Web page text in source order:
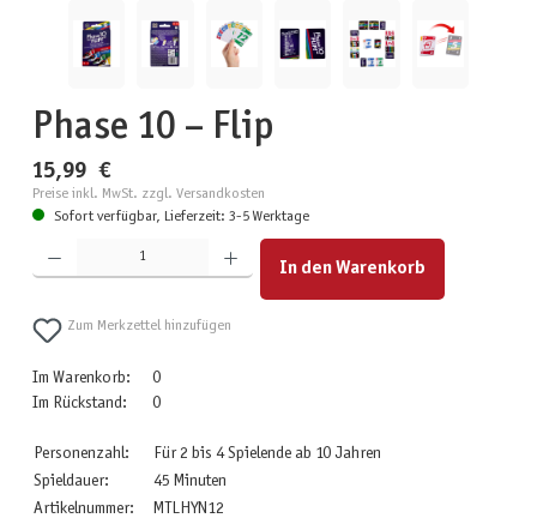
Phase 10 – Flip
15,99 €
Preise inkl. MwSt. zzgl. Versandkosten
Sofort verfügbar, Lieferzeit: 3-5 Werktage
Produkt Anzahl: Gib den gewünschten Wert ein oder benutze die Schaltflächen um die Anzahl zu
In den Warenkorb
Zum Merkzettel hinzufügen
Im Warenkorb:
0
Im Rückstand:
0
Personenzahl:
Für 2 bis 4 Spielende ab 10 Jahren
Spieldauer:
45 Minuten
Artikelnummer:
MTLHYN12